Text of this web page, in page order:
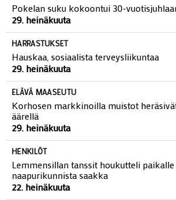
Pokelan suku kokoontui 30-
29. heinäkuuta
HARRASTUKSET
Hauskaa, sosiaalista terveysliikuntaa
29. heinäkuuta
ELÄVÄ MAASEUTU
Korhosen markkinoilla muistot
äärellä
29. heinäkuuta
HENKILÖT
Lemmensillan tanssit houkutteli
naapurikunnista saakka
22. heinäkuuta